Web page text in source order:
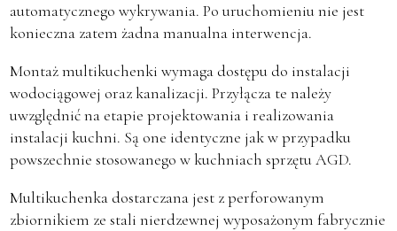
automatycznego wykrywania. Po uruchomieniu nie jest
konieczna zatem żadna manualna interwencja.
Montaż multikuchenki wymaga dostępu do instalacji
wodociągowej oraz kanalizacji. Przyłącza te należy
uwzględnić na etapie projektowania i realizowania
instalacji kuchni. Są one identyczne jak w przypadku
powszechnie stosowanego w kuchniach sprzętu AGD.
Multikuchenka dostarczana jest z perforowanym
zbiornikiem ze stali nierdzewnej wyposażonym fabrycznie